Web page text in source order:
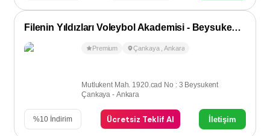
Filenin Yıldızları Voleybol Akademisi - Beysukent / Çayyolu
Premium Çankaya ,Ankara
Mutlukent Mah. 1920.cad No : 3 Beysukent
Çankaya - Ankara
%10 İndirim Ücretsiz Teklif Al İletişim